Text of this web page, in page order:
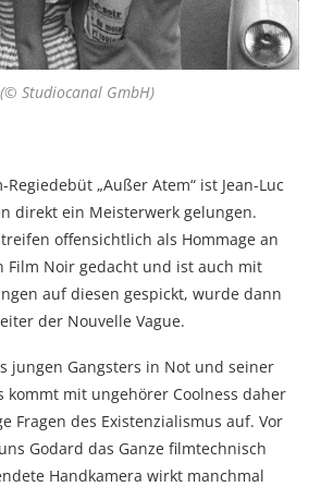
(© Studiocanal GmbH)
„Außer Atem“ ist Jean-Luc
direkt ein Meisterwerk gelungen.
offensichtlich als Hommage an
Film Noir gedacht und ist auch mit
auf diesen gespickt, wurde dann
der Nouvelle Vague.
jungen Gangsters in Not und seiner
kommt mit ungehörer Coolness daher
Fragen des Existenzialismus auf. Vor
Godard das Ganze filmtechnisch
Handkamera wirkt manchmal